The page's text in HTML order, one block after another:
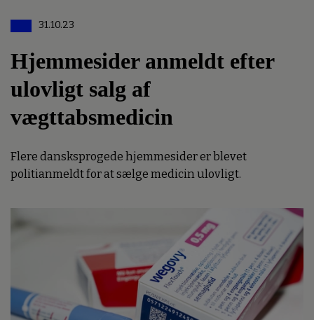
31.10.23
Hjemmesider anmeldt efter
ulovligt salg af
vægttabsmedicin
Flere dansksprogede hjemmesider er blevet
politianmeldt for at sælge medicin ulovligt.